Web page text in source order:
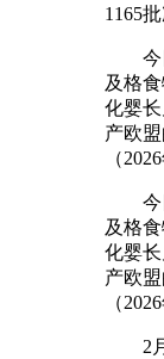
1165
今日
及格
化婴
产欧
（
今日
及格
化婴
产欧
（
2月